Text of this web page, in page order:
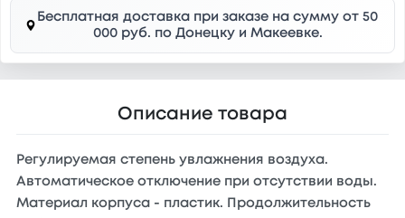
Бесплатная доставка при заказе на сумму от 50
000 руб. по Донецку и Макеевке.
Описание товара
Регулируемая степень увлажнения воздуха.
Автоматическое отключение при отсутствии воды.
Материал корпуса - пластик. Продолжительность